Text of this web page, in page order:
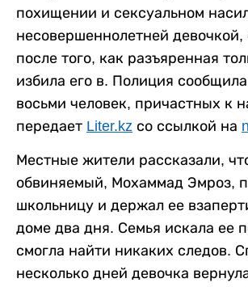
похищении и сексуальном
несовершеннолетней девочкой,
после того, как разъяренная
избила его в. Полиция
восьми человек, причастных к
передает Liter.kz со ссылкой на
Местные жители рассказали,
обвиняемый, Мохаммад Эмроз,
школьницу и держал ее
доме два дня. Семья искала ее
смогла найти никаких следов.
несколько дней девочка